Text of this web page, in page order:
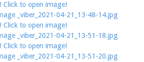
Click to open image!
Click to open image!
Click to open image!